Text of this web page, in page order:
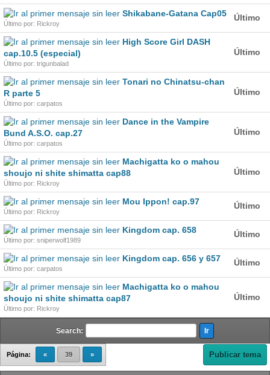
Shikabane-Gatana Cap05
Último por: Rickroy
Último
High Score Girl DASH
cap.10.5 (especial)
Último por: trigunbalad
Último
Tonari no Chinatsu-chan
R parte 5
Último por: carpatos
Último
Dance in the Vampire
Bund A.S.O. cap.27
Último por: carpatos
Último
Machigatta ko o mahou
shoujo ni shite shimatta cap88
Último por: Rickroy
Último
Mou Ippon! cap.97
Último por: Rickroy
Último
Kingdom cap. 658
Último por: sniperwolf1989
Último
Kingdom cap. 656 y 657
Último por: carpatos
Último
Machigatta ko o mahou
shoujo ni shite shimatta cap87
Último por: Rickroy
Último
Search:
Página: « 39 » Publicar tema